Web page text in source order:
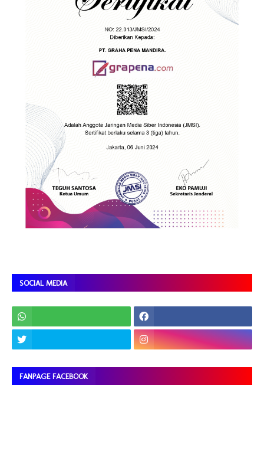
SOCIAL MEDIA
FANPAGE FACEBOOK